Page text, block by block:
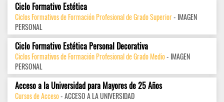
Ciclo Formativo Estética
Ciclos Formativos de Formación Profesional de Grado Superior- IMAGEN
PERSONAL
Ciclo Formativo Estética Personal Decorativa
Ciclos Formativos de Formación Profesional de Grado Medio- IMAGEN
PERSONAL
Acceso a la Universidad para Mayores de 25 Años
Cursos de Acceso- ACCESO A LA UNIVERSIDAD